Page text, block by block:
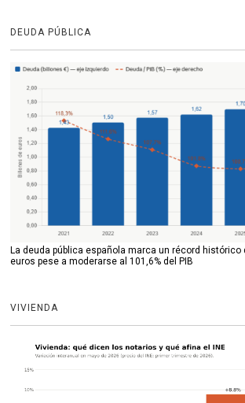
DEUDA PÚBLICA
La deuda pública española marca un récord histórico
euros pese a moderarse al 101,6% del PIB
VIVIENDA